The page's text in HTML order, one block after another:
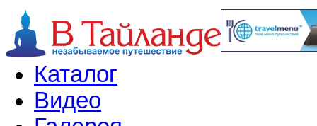
Каталог
Видео